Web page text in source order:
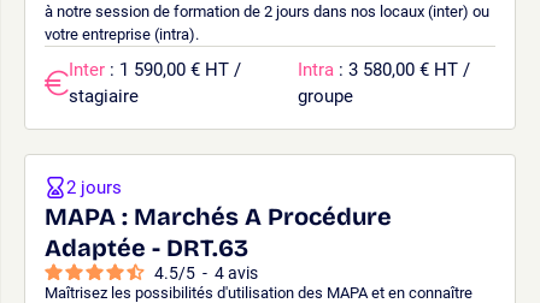
à notre session de formation de 2 jours dans nos locaux (inter) ou
votre entreprise (intra).
Inter : 1 590,00 € HT /
stagiaire
Intra : 3 580,00 € HT /
groupe
MAPA : Marchés A Procédure
Adaptée - DRT.63
4.5/5 - 4avis
Maîtrisez les possibilités d'utilisation des MAPA et en connaître
2 jours